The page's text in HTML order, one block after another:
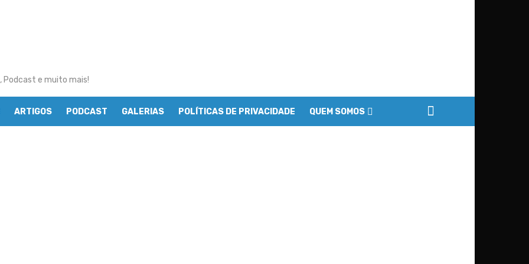
Podcast e muito mais!
ARTIGOS PODCAST GALERIAS POLÍTICAS DE PRIVACIDADE QUEM SOMOS